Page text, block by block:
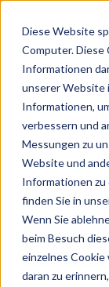
Diese Website
Computer. Diese
Informationen
unserer Website
Informationen,
verbessern und
Messungen zu
Website und
Informationen
finden Sie in
Wenn Sie
beim Besuch
einzelnes
daran zu
Home
Über Uns
Ratgeber
Kontakt
Jetzt Starten